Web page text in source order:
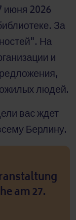
2026
За
На
и
людей.
вас ждет
Берлину.
am 27.